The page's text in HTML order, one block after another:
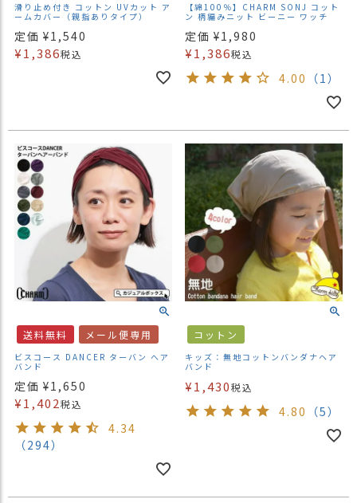
滑り止め付き コットン UVカット ア
ームカバー（親指ありタイプ）
定価 ¥1,540
¥1,386税込
【綿100％】CHARM SONJ コット
ン 柄編みニット ビーニー ワッチ
定価 ¥1,980
¥1,386税込
4.00 （1）
送料無料 メール便専用
ビスコース DANCER ターバン へア
バンド
定価 ¥1,650
¥1,402税込
4.34
（294）
コットン
キッズ：無地コットンバンダナヘア
バンド
¥1,430税込
4.80 （5）